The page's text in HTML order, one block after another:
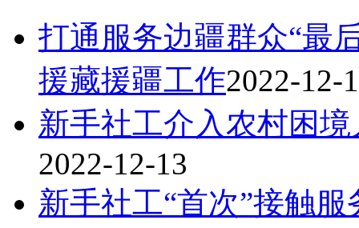
打通服务边疆群众“
援藏援疆工作2022-12-
新手社工介入农村困
2022-12-13
新手社工“首次”接触